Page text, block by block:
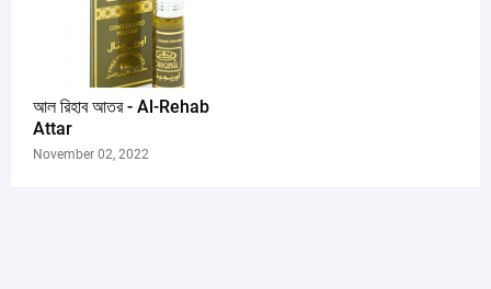
আল রিহাব আতর - Al-Rehab
Attar
November 02, 2022